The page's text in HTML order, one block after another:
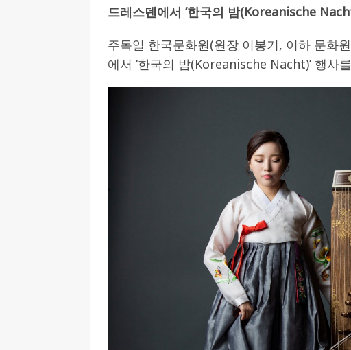
드레스덴에서 ‘한국의 밤(Koreanische
주독일 한국문화원(원장 이봉기, 이하 문화
에서 ‘한국의 밤(Koreanische Nacht)’ 행사